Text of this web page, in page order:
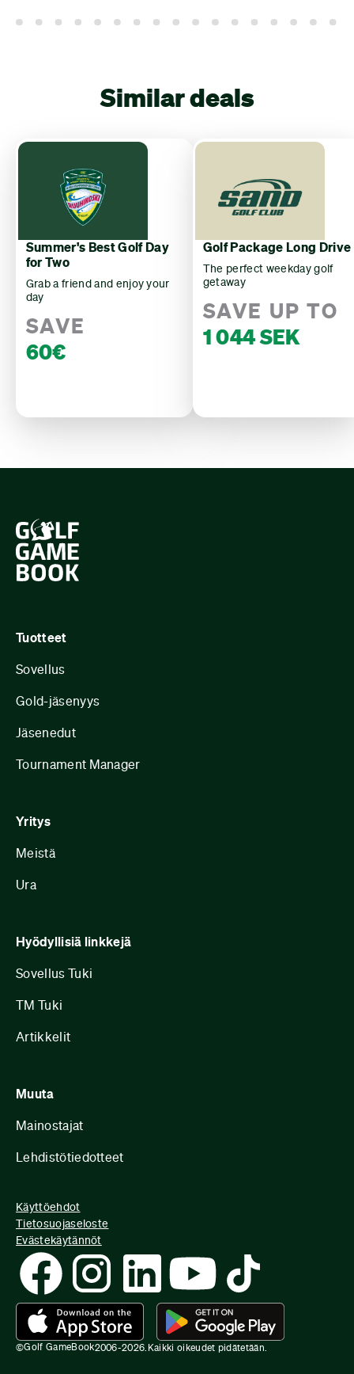
Similar deals
Summer's Best Golf Day
for Two
Grab a friend and enjoy your
day
SAVE
60€
Golf Package Long Drive
The perfect weekday golf
getaway
SAVE UP TO
1 044 SEK
Tuotteet
Sovellus
Gold-jäsenyys
Jäsenedut
Tournament Manager
Yritys
Meistä
Ura
Hyödyllisiä linkkejä
Sovellus Tuki
TM Tuki
Artikkelit
Muuta
Mainostajat
Lehdistötiedotteet
©Golf GameBook2006-2026. Kaikki oikeudet pidätetään.
Käyttöehdot
Tietosuojaseloste
Evästekäytännöt